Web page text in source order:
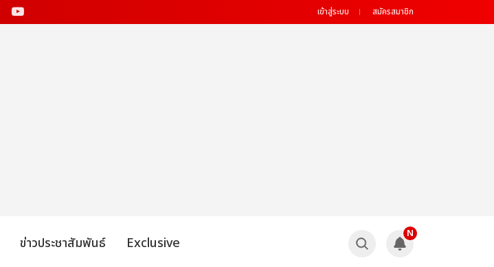
เข้าสู่ระบบ สมัครสมาชิก
ข่าวประชาสัมพันธ์ Exclusive
N